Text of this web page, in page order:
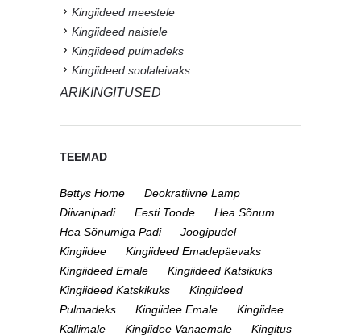
Kingiideed meestele
Kingiideed naistele
Kingiideed pulmadeks
Kingiideed soolaleivaks
ÄRIKINGITUSED
TEEMAD
Bettys Home
Deokratiivne Lamp
Diivanipadi
Eesti Toode
Hea Sõnum
Hea Sõnumiga Padi
Joogipudel
Kingiidee
Kingiideed Emadepäevaks
Kingiideed Emale
Kingiideed Katsikuks
Kingiideed Katskikuks
Kingiideed
Pulmadeks
Kingiidee Emale
Kingiidee
Kallimale
Kingiidee Vanaemale
Kingitus